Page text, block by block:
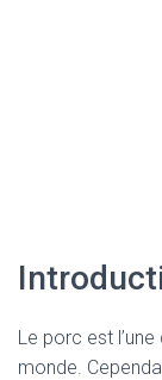
Le porc est
monde.